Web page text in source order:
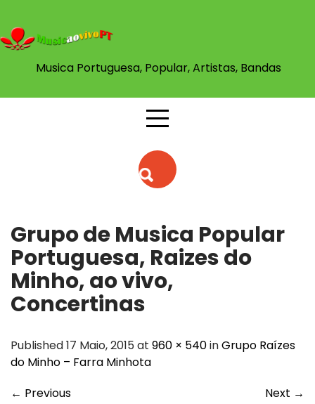
content
Musica Portuguesa, Popular, Artistas, Bandas
Grupo de Musica Popular
Portuguesa, Raizes do
Minho, ao vivo,
Concertinas
Published 17 Maio, 2015 at 960 × 540inGrupo Raízes
do Minho – Farra Minhota
← Previous Next →